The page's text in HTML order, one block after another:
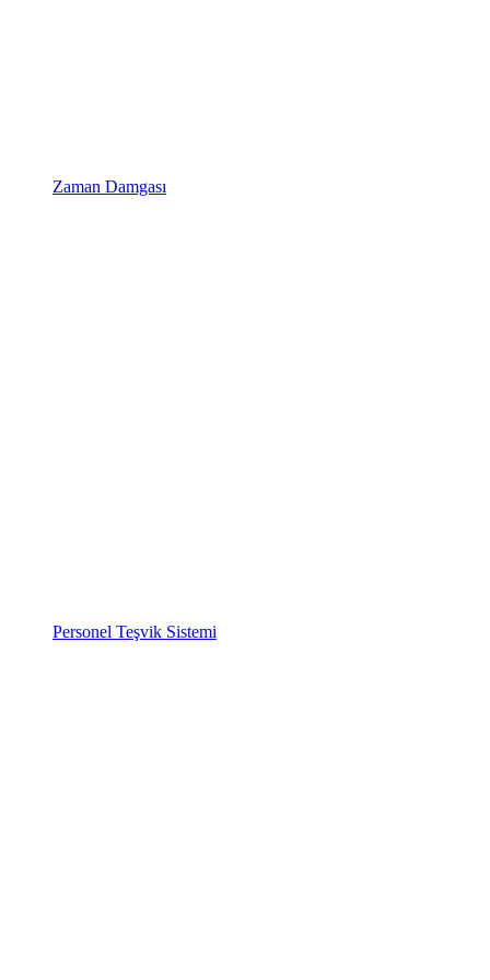
Zaman Damgası
Personel Teşvik Sistemi